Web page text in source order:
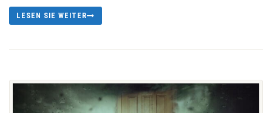
LESEN SIE WEITER